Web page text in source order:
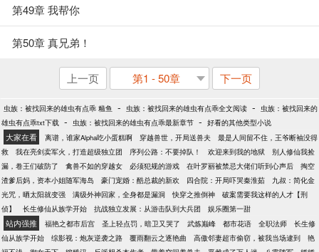
第49章 我帮你
第50章 真兄弟！
上一页 第1 - 50章 下一页
虫族：被找回来的雄虫有点乖 糍鱼 - 虫族：被找回来的雄虫有点乖全文阅读 -
虫族：被找回来的
雄虫有点乖txt下载 - 虫族：被找回来的雄虫有点乖最新章节 - 好看的其他类型小说
大家在看 离谱，谁家Alpha吃小蛋糕啊 穿越兽世，开局送兽夫
最是人间留不住，王爷断袖没得
救
我在亮剑卖军火，打造超级独立团 序列公路：不要掉队！ 欢迎来到我的地狱
别人修仙我捡
漏，卷王们破防了
禽兽不如的穿越女 必须犯规的游戏 在叶罗丽被禁忌大佬们听到心声后
掏空
渣爹后妈，资本小姐随军海岛
豪门宠婚：酷总裁的新欢 四合院：开局吓哭秦淮茹
九叔：简化金
光咒，晒太阳就变强
满级外神回家，全身都是漏洞 快穿之推倒神
破案需要我这样的人才【刑
侦】
长生修仙从族学开始 抗战独立发展：从游击队到大兵团 娱乐圈第一甜
站内强推 福艳之都市后宫 圣上轻点罚，暗卫又哭了 武炼巅峰 都市花语 全职法师
长生修
仙从族学开始
综影视：炮灰逆袭之路 覆雨翻云之逐艳曲 高傲邻妻超市偷窃，被我当场逮到
艳